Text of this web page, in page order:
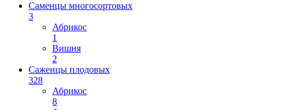
Саменцы многосортовых
3
Абрикос
1
Вишня
2
Саженцы плодовых
328
Абрикос
8